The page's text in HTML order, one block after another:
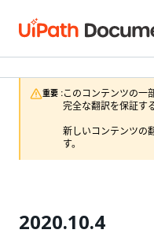
重要 :このコンテンツの一
完全な翻訳を保証す
新しいコンテンツの
す。
2020.10.4